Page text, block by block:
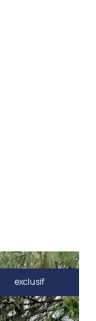
exclusif